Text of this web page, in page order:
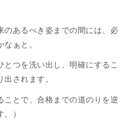
のあるべき姿までの間には、必
ぁと。
とつを洗い出し、明確にするこ
されます。
ことで、合格までの道のりを逆
）